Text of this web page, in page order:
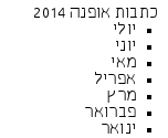
כתבות אופנה 2014
יולי
יוני
מאי
אפריל
מרץ
פברואר
ינואר